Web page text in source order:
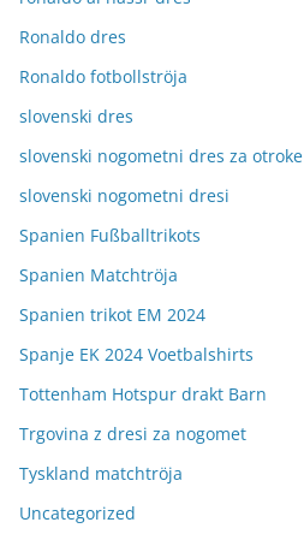
Ronaldo dres
Ronaldo fotbollströja
slovenski dres
slovenski nogometni dres za otroke
slovenski nogometni dresi
Spanien Fußballtrikots
Spanien Matchtröja
Spanien trikot EM 2024
Spanje EK 2024 Voetbalshirts
Tottenham Hotspur drakt Barn
Trgovina z dresi za nogomet
Tyskland matchtröja
Uncategorized